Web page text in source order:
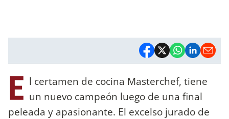
E l certamen de cocina Masterchef, tiene
un nuevo campeón luego de una final
peleada y apasionante. El excelso jurado de